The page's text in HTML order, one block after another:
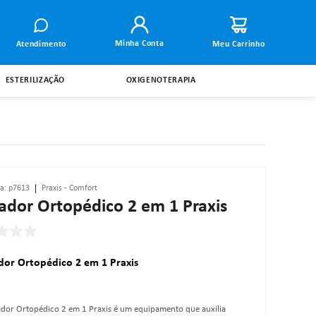
Atendimento Minha Conta
ESTERILIZAÇÃO OXIGENOTERAPIA
: p7613 Praxis - Comfort
Ortopédico 2 em 1 Praxis
Ortopédico 2 em 1 Praxis
Ortopédico 2 em 1 Praxis é um equipamento que auxilia